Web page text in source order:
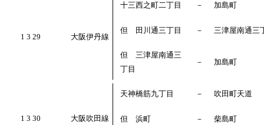
1 3 29 大阪伊丹線
十三西之町二丁目 － 加島町
但 田川通三丁目 － 三津屋南通三
但 三津屋南通三
丁目
－ 加島町
1 3 30 大阪吹田線
天神橋筋九丁目 － 吹田町天道
但 浜町 － 柴島町